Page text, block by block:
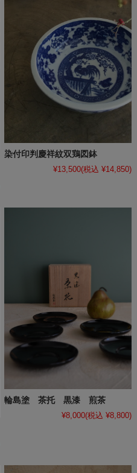
染付印判慶祥紋双鶏図鉢
¥13,500(税込 ¥14,850)
輪島塗 茶托 黒漆 煎茶
¥8,000(税込 ¥8,800)